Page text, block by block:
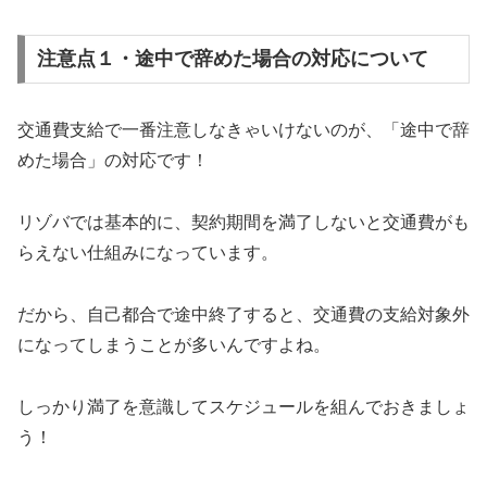
注意点１・途中で辞めた場合の対応について
交通費支給で一番注意しなきゃいけないのが、「途中で辞
めた場合」の対応です！
リゾバでは基本的に、契約期間を満了しないと交通費がも
らえない仕組みになっています。
だから、自己都合で途中終了すると、交通費の支給対象外
になってしまうことが多いんですよね。
しっかり満了を意識してスケジュールを組んでおきましょ
う！